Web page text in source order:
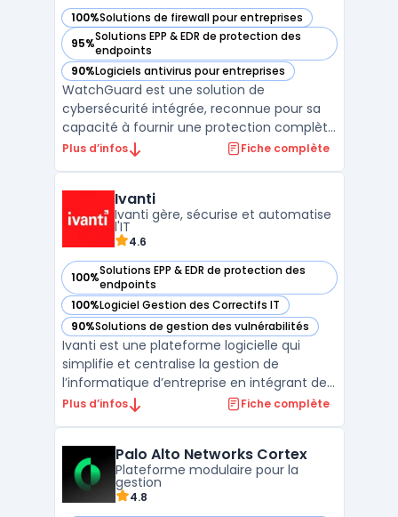
100%Solutions de firewall pour entreprises
— voir WatchGuard dans cette catégorie
95%Solutions EPP & EDR de protection des
endpoints
— voir WatchGuard dans cette catégorie
90%Logiciels antivirus pour entreprises
— voir WatchGuard dans cette catégorie
WatchGuard est une solution de
cybersécurité intégrée, reconnue pour sa
capacité à fournir une protection complète
et simplifiée des réseaux, des endpoints et
WatchGuard facilite la gestion de la
sécurité grâce à des so ...
Plus d’infos Fiche complète
Ivanti
Ivanti gère, sécurise et automatise
l'IT
4.6
100%Solutions EPP & EDR de protection des
endpoints
— voir Ivanti dans cette catégorie
100%Logiciel Gestion des Correctifs IT
— voir Ivanti dans cette catégorie
90%Solutions de gestion des vulnérabilités
— voir Ivanti dans cette catégorie
Ivanti est une plateforme logicielle qui
simplifie et centralise la gestion de
l’informatique d’entreprise en intégrant des
outils pour la gestion des terminaux, la
répondre aux besoins des organisations
modernes, Ivanti a ...
Plus d’infos Fiche complète
Palo Alto Networks Cortex
Plateforme modulaire pour la
gestion
4.8